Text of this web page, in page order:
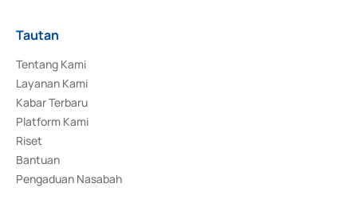
Tautan
Tentang Kami
Layanan Kami
Kabar Terbaru
Platform Kami
Riset
Bantuan
Pengaduan Nasabah